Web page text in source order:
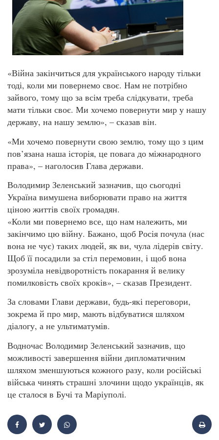
«Війна закінчиться для українського народу тільки
тоді, коли ми повернемо своє. Нам не потрібно
зайвого, тому що за всім треба слідкувати, треба
мати тільки своє. Ми хочемо повернути мир у нашу
державу, на нашу землю», – сказав він.
«Ми хочемо повернути свою землю, тому що з цим
пов’язана наша історія, це повага до міжнародного
права», – наголосив Глава держави.
Володимир Зеленський зазначив, що сьогодні
Україна вимушена виборювати право на життя
ціною життів своїх громадян.
«Коли ми повернемо все, що нам належить, ми
закінчимо цю війну. Бажано, щоб Росія почула (нас
вона не чує) таких людей, як ви, чула лідерів світу.
Щоб її посадили за стіл перемовин, і щоб вона
зрозуміла невідворотність покарання й велику
помилковість своїх кроків», – сказав Президент.
За словами Глави держави, будь-які переговори,
зокрема й про мир, мають відбуватися шляхом
діалогу, а не ультиматумів.
Водночас Володимир Зеленський зазначив, що
можливості завершення війни дипломатичним
шляхом зменшуються кожного разу, коли російські
війська чинять страшні злочини щодо українців, як
це сталося в Бучі та Маріуполі.